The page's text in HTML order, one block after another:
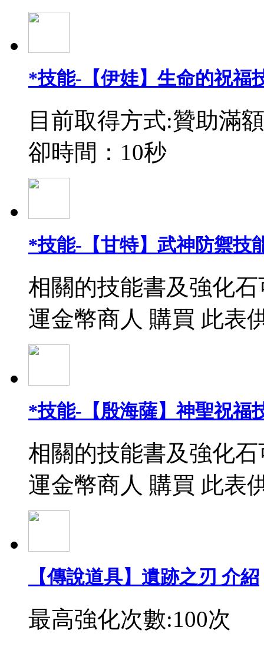
*技能-【伊娃】生命的祝福
目前取得方式:贊助滿
卻時間：10秒
*技能-【甘特】武神防禦技
相關的技能書及強化
運金幣商人 購買 此表
*技能-【殷海薩】神聖祝福
相關的技能書及強化
運金幣商人 購買 此表
【傳說道具】遺跡之刃 介紹
最高強化次數:100次